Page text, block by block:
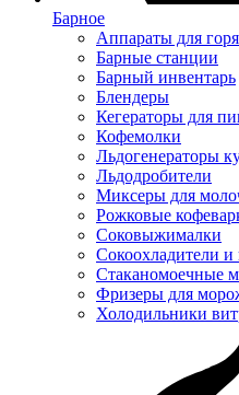
Барное
Аппараты для
Барные станции
Барный инвентарь
Блендеры
Кегераторы для
Кофемолки
Льдогенераторы
Льдодробители
Миксеры для
Рожковые
Соковыжималки
Сокоохладители и
Стаканомоечные
Фризеры для
Холодильники